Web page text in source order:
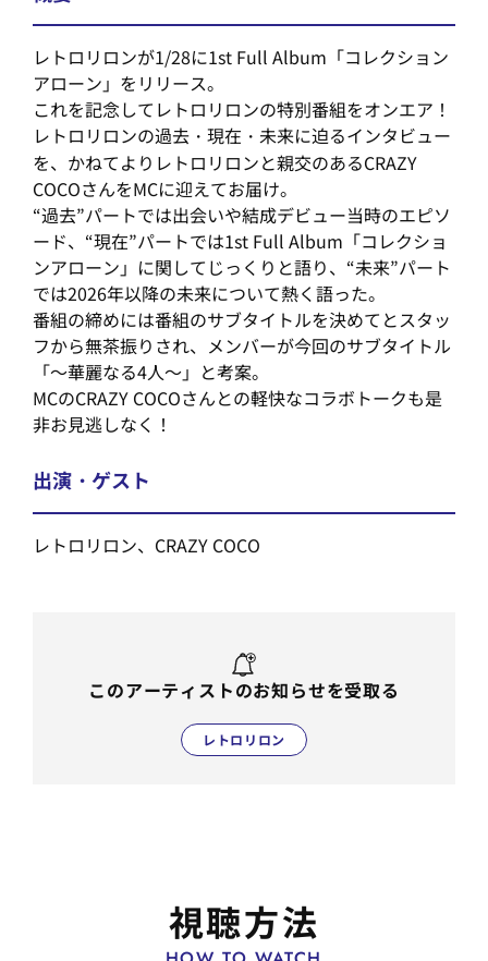
レトロリロンが1/28に1st Full Album「コレクション
アローン」をリリース。
これを記念してレトロリロンの特別番組をオンエア！
レトロリロンの過去・現在・未来に迫るインタビュー
を、かねてよりレトロリロンと親交のあるCRAZY
COCOさんをMCに迎えてお届け。
“過去”パートでは出会いや結成デビュー当時のエピソ
ード、“現在”パートでは1st Full Album「コレクショ
ンアローン」に関してじっくりと語り、“未来”パート
では2026年以降の未来について熱く語った。
番組の締めには番組のサブタイトルを決めてとスタッ
フから無茶振りされ、メンバーが今回のサブタイトル
「～華麗なる4人～」と考案。
MCのCRAZY COCOさんとの軽快なコラボトークも是
非お見逃しなく！
出演・ゲスト
レトロリロン、CRAZY COCO
このアーティストのお知らせを受取る
レトロリロン
視聴方法